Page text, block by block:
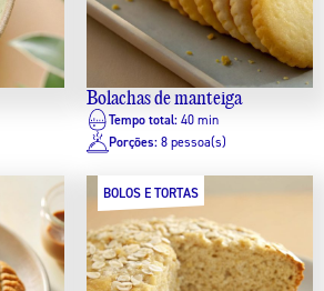
Bolachas de manteiga
Tempo total: 40 min
Porções: 8 pessoa(s)
BOLOS E TORTAS